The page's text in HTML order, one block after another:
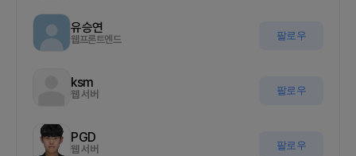
유승연
웹프론트엔드 팔로우
ksm
웹 서버 팔로우
PGD
웹 서버 팔로우